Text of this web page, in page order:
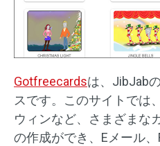
Gotfreecardsは、JibJab
スです。このサイトでは
ウィンなど、さまざまな
の作成ができ、Eメール